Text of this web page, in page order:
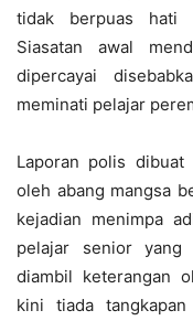
tidak berpuas hati
Siasatan awal
dipercayai
meminati pelajar
Laporan polis dibuat
oleh abang mangsa
kejadian menimpa
pelajar senior yang
diambil keterangan
kini tiada